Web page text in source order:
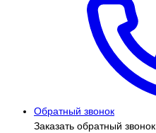
Обратный звонок
Заказать обратный звонок